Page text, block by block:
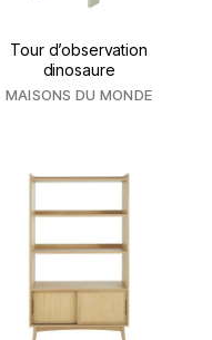
Tour d’observation
dinosaure
MAISONS DU MONDE